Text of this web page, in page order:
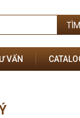
VẤN